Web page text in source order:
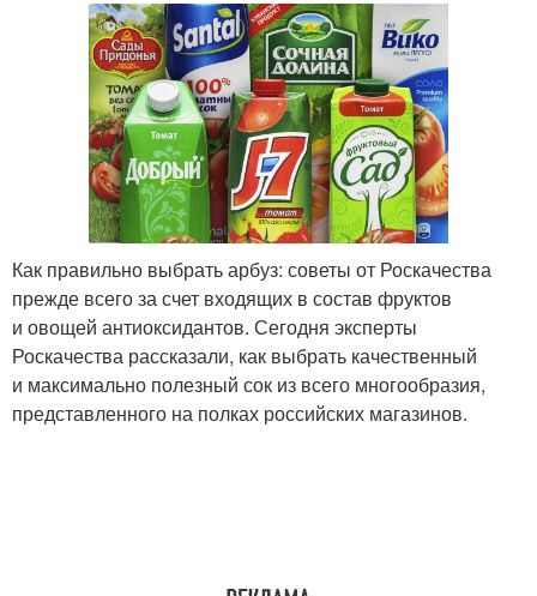
Как правильно выбрать арбуз: советы от Роскачества
прежде всего за счет входящих в состав фруктов
и овощей антиоксидантов. Сегодня эксперты
Роскачества рассказали, как выбрать качественный
и максимально полезный сок из всего многообразия,
представленного на полках российских магазинов.